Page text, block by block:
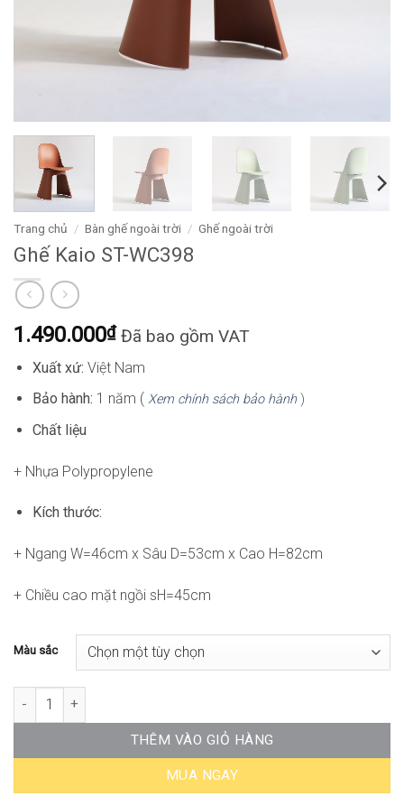
Trang chủ / Bàn ghế ngoài trời / Ghế ngoài trời
Ghế Kaio ST-WC398
1.490.000₫ Đã bao gồm VAT
Xuất xứ: Việt Nam
Bảo hành: 1 năm ( Xem chính sách bảo hành)
Chất liệu
+ Nhựa Polypropylene
Kích thước:
+ Ngang W=46cm x Sâu D=53cm x Cao H=82cm
+ Chiều cao mặt ngồi sH=45cm
Màu sắc
Ghế Kaio ST-WC398 số lượng
THÊM VÀO GIỎ HÀNG
MUA NGAY